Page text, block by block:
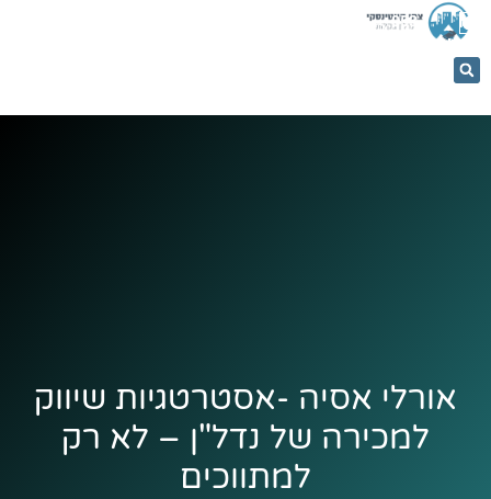
053-
5366884
אורלי אסיה -אסטרטגיות שיווק
למכירה של נדל"ן – לא רק
למתווכים